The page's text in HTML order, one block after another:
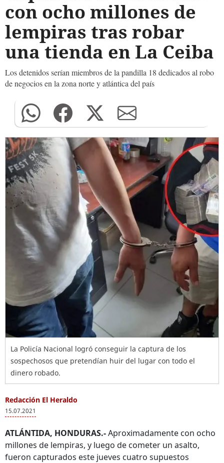
con ocho millones de
lempiras tras robar
una tienda en La Ceiba
Los detenidos serían miembros de la pandilla 18 dedicados al robo
de negocios en la zona norte y atlántica del país
La Policía Nacional logró conseguir la captura de los
sospechosos que pretendían huir del lugar con todo el
dinero robado.
Redacción El Heraldo
15.07.2021
ATLÁNTIDA, HONDURAS.-Aproximadamente con ocho
millones de lempiras, y luego de cometer un asalto,
fueron capturados este jueves cuatro supuestos